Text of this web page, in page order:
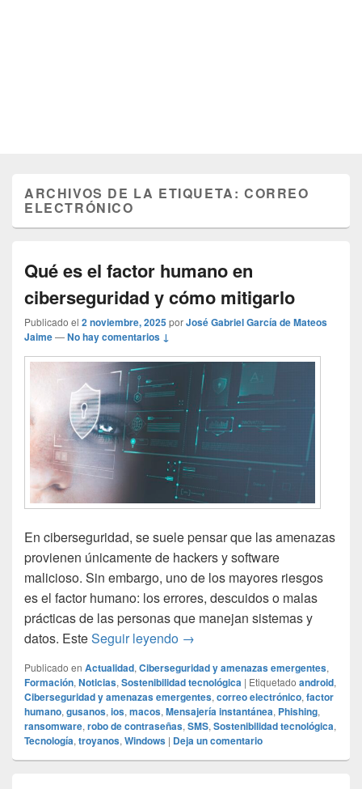
ARCHIVOS DE LA ETIQUETA:CORREO
ELECTRÓNICO
Qué es el factor humano en
ciberseguridad y cómo mitigarlo
Publicado el 2 noviembre, 2025porJosé Gabriel García de Mateos
Jaime—No hay comentarios ↓
En ciberseguridad, se suele pensar que las amenazas
provienen únicamente de hackers y software
malicioso. Sin embargo, uno de los mayores riesgos
es el factor humano: los errores, descuidos o malas
prácticas de las personas que manejan sistemas y
datos. EsteSeguir leyendo Qué es el factor humano en
→
Publicado en Actualidad, Ciberseguridad y amenazas emergentes,
Formación, Noticias, Sostenibilidad tecnológica | Etiquetado android,
Ciberseguridad y amenazas emergentes, correo electrónico, factor
humano, gusanos, ios, macos, Mensajería instantánea, Phishing,
ransomware, robo de contraseñas, SMS, Sostenibilidad tecnológica,
Tecnología, troyanos, Windows | Deja un comentario